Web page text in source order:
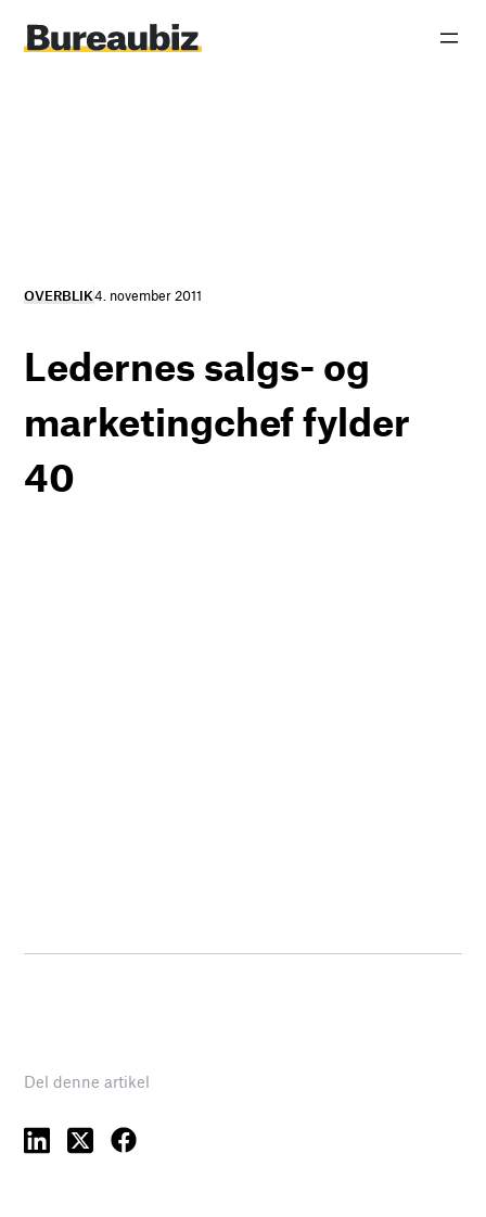
indhold
OVERBLIK4. november 2011
Ledernes salgs- og
marketingchef fylder
40
Del denne artikel